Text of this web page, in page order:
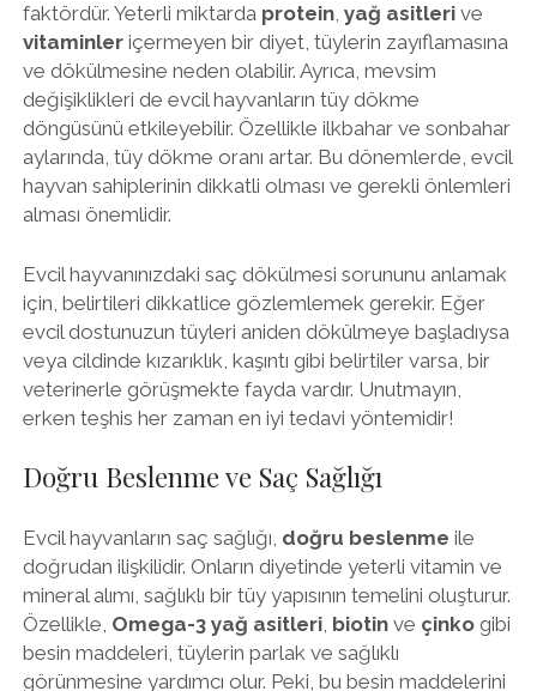
faktördür. Yeterli miktarda protein, yağ asitlerive
vitaminleriçermeyen bir diyet, tüylerin zayıflamasına
ve dökülmesine neden olabilir. Ayrıca, mevsim
değişiklikleri de evcil hayvanların tüy dökme
döngüsünü etkileyebilir. Özellikle ilkbahar ve sonbahar
aylarında, tüy dökme oranı artar. Bu dönemlerde, evcil
hayvan sahiplerinin dikkatli olması ve gerekli önlemleri
alması önemlidir.
Evcil hayvanınızdaki saç dökülmesi sorununu anlamak
için, belirtileri dikkatlice gözlemlemek gerekir. Eğer
evcil dostunuzun tüyleri aniden dökülmeye başladıysa
veya cildinde kızarıklık, kaşıntı gibi belirtiler varsa, bir
veterinerle görüşmekte fayda vardır. Unutmayın,
erken teşhis her zaman en iyi tedavi yöntemidir!
Doğru Beslenme ve Saç Sağlığı
Evcil hayvanların saç sağlığı, doğru beslenme ile
doğrudan ilişkilidir. Onların diyetinde yeterli vitamin ve
mineral alımı, sağlıklı bir tüy yapısının temelini oluşturur.
Özellikle, Omega-3 yağ asitleri, biotinve çinkogibi
besin maddeleri, tüylerin parlak ve sağlıklı
görünmesine yardımcı olur. Peki, bu besin maddelerini